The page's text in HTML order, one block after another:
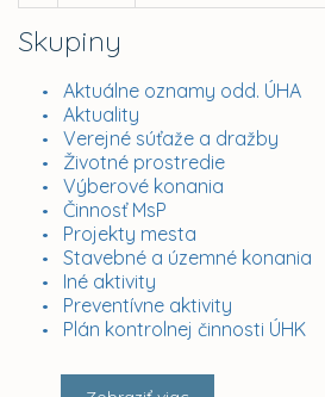
Skupiny
Aktuálne oznamy odd. ÚHA
Aktuality
Verejné súťaže a dražby
Životné prostredie
Výberové konania
Činnosť MsP
Projekty mesta
Stavebné a územné konania
Iné aktivity
Preventívne aktivity
Plán kontrolnej činnosti ÚHK